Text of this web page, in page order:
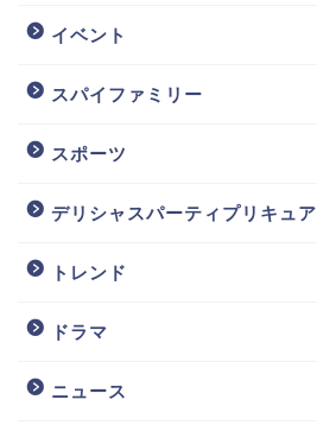
イベント
スパイファミリー
スポーツ
デリシャスパーティプリキュア
トレンド
ドラマ
ニュース